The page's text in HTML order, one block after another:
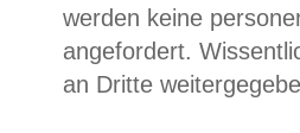
werden keine
angefordert.
an Dritte